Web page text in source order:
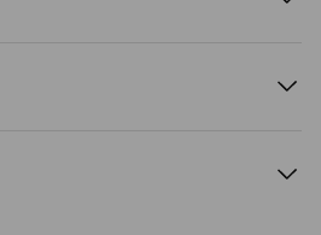
Butyrospermum Parkii (Shea)